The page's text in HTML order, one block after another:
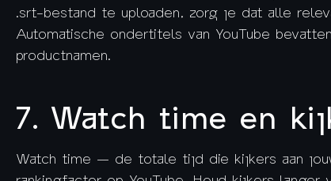
.srt-bestand te uploaden, zorg je dat alle
Automatische ondertitels van YouTube
productnamen.
7. Watch time en
Watch time — de totale tijd die kijkers aan